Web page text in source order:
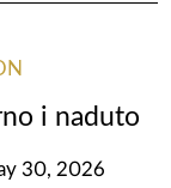
i naduto
30, 2026